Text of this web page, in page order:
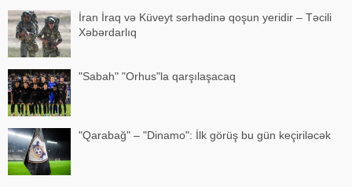
İran İraq və Küveyt sərhədinə qoşun yeridir – Təcili
Xəbərdarlıq
"Sabah" "Orhus"la qarşılaşacaq
"Qarabağ" – "Dinamo": İlk görüş bu gün keçiriləcək